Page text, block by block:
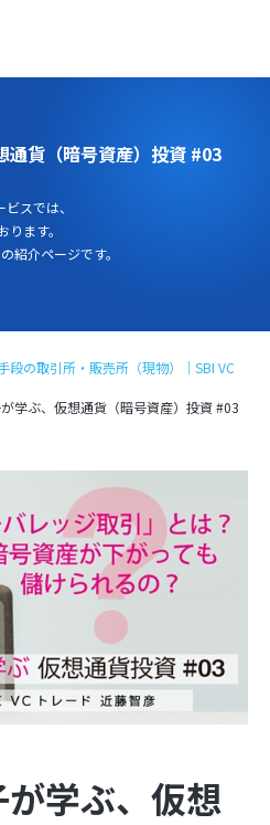
通貨（暗号資産）投資 #03
スでは、
ます。
紹介ページです。
段の取引所・販売所（現物）｜SBI VC
学ぶ、仮想通貨（暗号資産）投資 #03
学ぶ、仮想